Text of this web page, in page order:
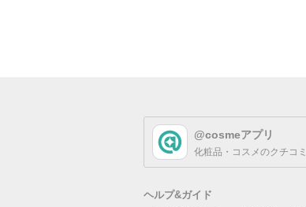
@cosmeアプリ
化粧品・コスメのクチコ
ヘルプ&ガイド